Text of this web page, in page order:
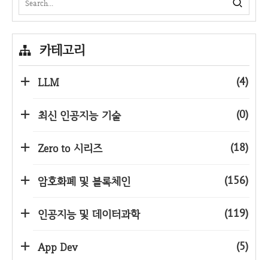
카테고리
LLM (4)
최신 인공지능 기술 (0)
Zero to 시리즈 (18)
암호화폐 및 블록체인 (156)
인공지능 및 데이터과학 (119)
App Dev (5)